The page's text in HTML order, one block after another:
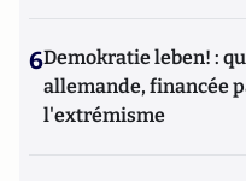
6Demokratie leben! :
allemande, financée
l'extrémisme